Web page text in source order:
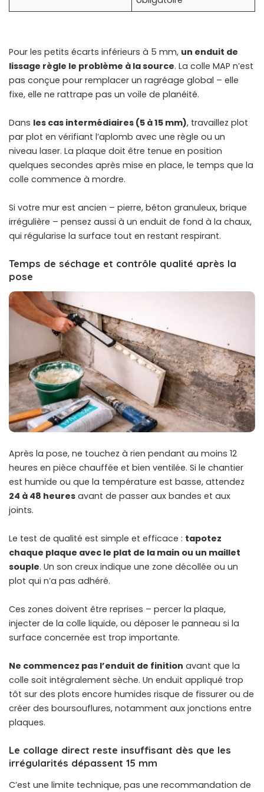
Pour les petits écarts inférieurs à 5 mm, un enduit de
lissage règle le problème à la source. La colle MAP n’est
pas conçue pour remplacer un ragréage global – elle
fixe, elle ne rattrape pas un voile de planéité.
Dans les cas intermédiaires (5 à 15 mm), travaillez plot
par plot en vérifiant l’aplomb avec une règle ou un
niveau laser. La plaque doit être tenue en position
quelques secondes après mise en place, le temps que la
colle commence à mordre.
Si votre mur est ancien – pierre, béton granuleux, brique
irrégulière – pensez aussi à un enduit de fond à la chaux,
qui régularise la surface tout en restant respirant.
Temps de séchage et contrôle qualité après la
pose
Après la pose, ne touchez à rien pendant au moins 12
heures en pièce chauffée et bien ventilée. Si le chantier
est humide ou que la température est basse, attendez
24 à 48 heures avant de passer aux bandes et aux
joints.
Le test de qualité est simple et efficace : tapotez
chaque plaque avec le plat de la main ou un maillet
souple. Un son creux indique une zone décollée ou un
plot qui n’a pas adhéré.
Ces zones doivent être reprises – percer la plaque,
injecter de la colle liquide, ou déposer le panneau si la
surface concernée est trop importante.
Ne commencez pas l’enduit de finition avant que la
colle soit intégralement sèche. Un enduit appliqué trop
tôt sur des plots encore humides risque de fissurer ou de
créer des boursouflures, notamment aux jonctions entre
plaques.
Le collage direct reste insuffisant dès que les
irrégularités dépassent 15 mm
C’est une limite technique, pas une recommandation de